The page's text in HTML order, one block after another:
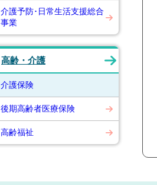
介護予防･日常生活支援総合
事業
高齢・介護
介護保険
後期高齢者医療保険
高齢福祉